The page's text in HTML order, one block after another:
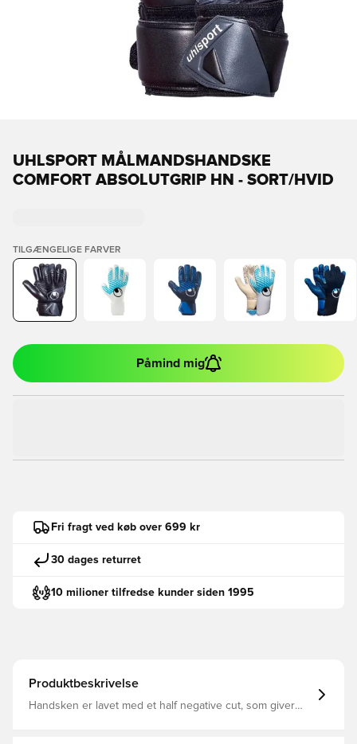
UHLSPORT MÅLMANDSHANDSKE
COMFORT ABSOLUTGRIP HN - SORT/HVID
TILGÆNGELIGE FARVER
Påmind mig
Fri fragt ved køb over 699 kr
30 dages returret
10 milioner tilfredse kunder siden 1995
Produktbeskrivelse
Handsken er lavet med et half negative cut, som giver